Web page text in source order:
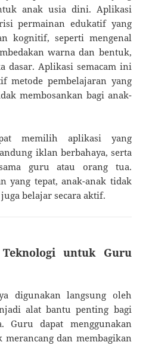
anak usia dini. Aplikasi
permainan edukatif yang
kognitif, seperti mengenal
warna dan bentuk,
dasar. Aplikasi semacam ini
metode pembelajaran yang
membosankan bagi anak-
memilih aplikasi yang
iklan berbahaya, serta
guru atau orang tua.
yang tepat, anak-anak tidak
belajar secara aktif.
untuk Guru
digunakan langsung oleh
alat bantu penting bagi
dapat menggunakan
dan membagikan